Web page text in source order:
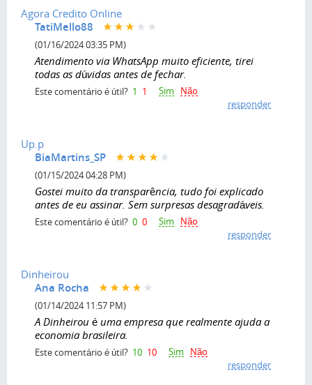
Agora Credito Online
TatiMello88
(01/16/2024 03:35 PM)
Atendimento via WhatsApp muito eficiente, tirei
todas as dúvidas antes de fechar.
Este comentário é útil? 1 1 Sim
Não
responder
Up.p
BiaMartins_SP
(01/15/2024 04:28 PM)
Gostei muito da transparência, tudo foi explicado
antes de eu assinar. Sem surpresas desagradáveis.
Este comentário é útil? 0 0 Sim
Não
responder
Dinheirou
Ana Rocha
(01/14/2024 11:57 PM)
A Dinheirou é uma empresa que realmente ajuda a
economia brasileira.
Este comentário é útil? 10 10 Sim
Não
responder